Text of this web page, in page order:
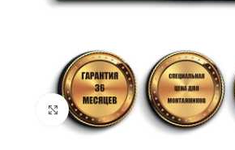
Нажмите, чтобы увеличить